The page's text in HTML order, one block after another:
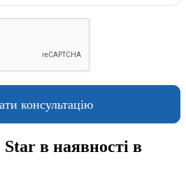
в наявності в